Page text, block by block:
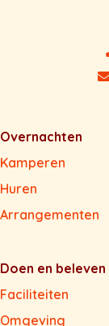
Overnachten
Kamperen
Huren
Arrangementen
Doen en beleven
Faciliteiten
Omgeving